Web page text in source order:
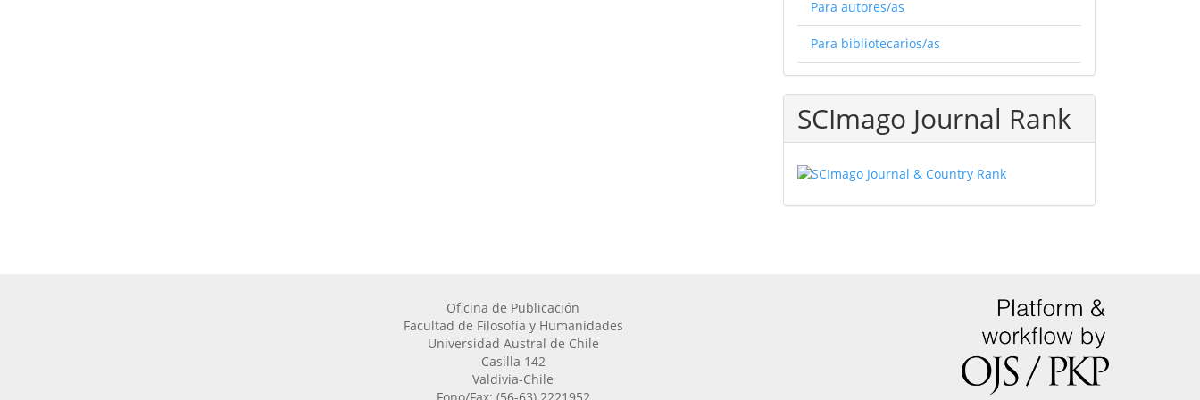
Para autores/as
Para bibliotecarios/as
SCImago Journal Rank
Oficina de Publicación
Facultad de Filosofía y Humanidades
Universidad Austral de Chile
Casilla 142
Valdivia-Chile